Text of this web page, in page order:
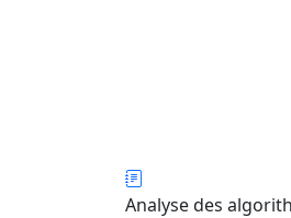
Analyse des